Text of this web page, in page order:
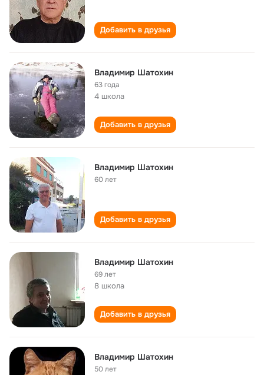
Добавить в друзья
Владимир Шатохин
63 года
4 школа
Добавить в друзья
Владимир Шатохин
60 лет
Добавить в друзья
Владимир Шатохин
69 лет
8 школа
Добавить в друзья
Владимир Шатохин
50 лет